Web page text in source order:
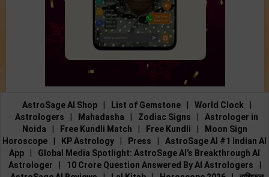
AstroSage AI Shop List of Gemstone World Clock
Astrologers
Mahadasha Zodiac Signs
Astrologer in
Noida
Free Kundli Match Free Kundli
Moon Sign
Horoscope
KP Astrology Press
AstroSage AI #1 Indian AI
App
Global Media Spotlight: AstroSage AI’s Breakthrough AI
Astrologer
10 Crore Question Answered By AI Astrologers